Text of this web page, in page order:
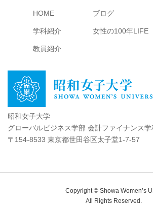
HOME
学科紹介
教員紹介
ブログ
女性の100年LIFE
昭和女子大学
グローバルビジネス学部 会計ファイナンス学
〒154-8533 東京都世田谷区太子堂1-7-57
Copyright © Showa Women’s
All Rights Reserved.